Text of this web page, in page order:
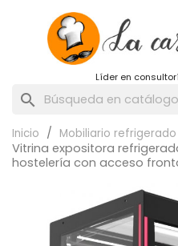
Líder en
search
Inicio Mobiliario refrigerado
Vitrina expositora
hostelería con acceso